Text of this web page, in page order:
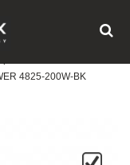
4825-200W-BK